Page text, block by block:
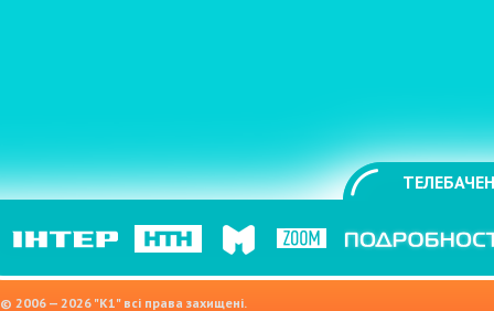
© 2006 — 2026 "K1" всі права захищені.